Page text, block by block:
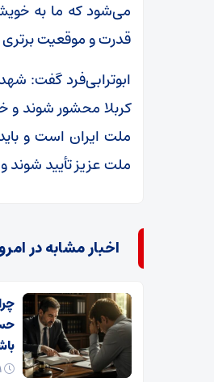
می‌شود که ما به
قدرت و موقعیت
ابوترابی‌فرد گفت:
کربلا محشور شوند و
ملت ایران است و
ملت عزیز تأیید شوند
اخبار مشابه در